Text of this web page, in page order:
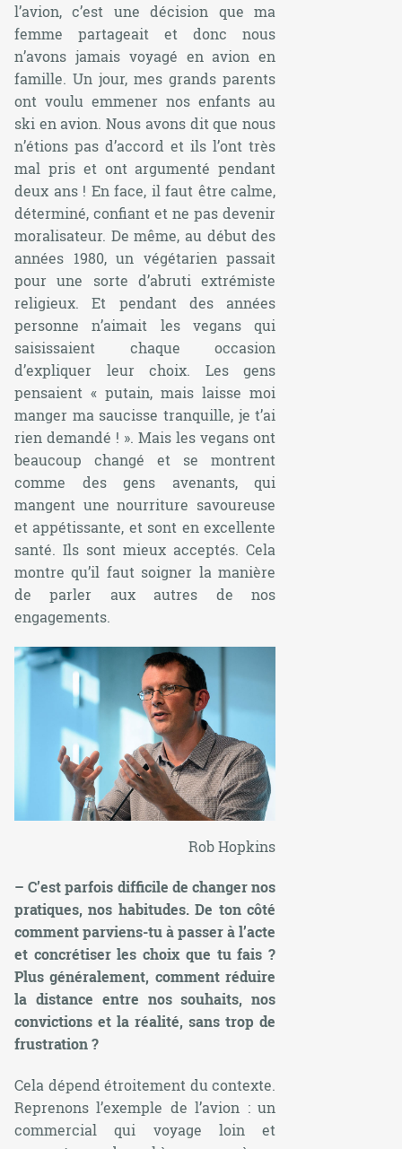
l’avion, c’est une décision que ma
femme partageait et donc nous
n’avons jamais voyagé en avion en
famille. Un jour, mes grands parents
ont voulu emmener nos enfants au
ski en avion. Nous avons dit que nous
n’étions pas d’accord et ils l’ont très
mal pris et ont argumenté pendant
deux ans ! En face, il faut être calme,
déterminé, confiant et ne pas devenir
moralisateur. De même, au début des
années 1980, un végétarien passait
pour une sorte d’abruti extrémiste
religieux. Et pendant des années
personne n’aimait les vegans qui
saisissaient chaque occasion
d’expliquer leur choix. Les gens
pensaient « putain, mais laisse moi
manger ma saucisse tranquille, je t’ai
rien demandé ! ». Mais les vegans ont
beaucoup changé et se montrent
comme des gens avenants, qui
mangent une nourriture savoureuse
et appétissante, et sont en excellente
santé. Ils sont mieux acceptés. Cela
montre qu’il faut soigner la manière
de parler aux autres de nos
engagements.
Rob Hopkins
– C’est parfois difficile de changer nos
pratiques, nos habitudes. De ton côté
comment parviens-tu à passer à l’acte
et concrétiser les choix que tu fais ?
Plus généralement, comment réduire
la distance entre nos souhaits, nos
convictions et la réalité, sans trop de
frustration ?
Cela dépend étroitement du contexte.
Reprenons l’exemple de l’avion : un
commercial qui voyage loin et